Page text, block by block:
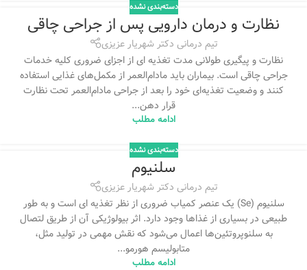
دسته‌بندی نشده
نظارت و درمان دارویی پس از جراحی چاقی
تیم درمانی دکتر شهریار عزیزی
نظارت و پیگیری طولانی مدت تغذیه ای از اجزای ضروری کلیه خدمات
جراحی چاقی است. بیماران باید مادام‌العمر از مکمل‌های غذایی استفاده
کنند و وضعیت تغذیه‌ای خود را بعد از جراحی مادام‌العمر تحت نظارت
قرار دهن...
ادامه مطلب
دسته‌بندی نشده
سلنیوم
تیم درمانی دکتر شهریار عزیزی
سلنیوم (Se) یک عنصر کمیاب ضروری از نظر تغذیه ای است و به طور
طبیعی در بسیاری از غذاها وجود دارد. اثر بیولوژیکی آن از طریق لتصال
به سلنوپروتئین‌ها اعمال می‌شود که نقش مهمی در تولید مثل،
متابولیسم هورمو...
ادامه مطلب